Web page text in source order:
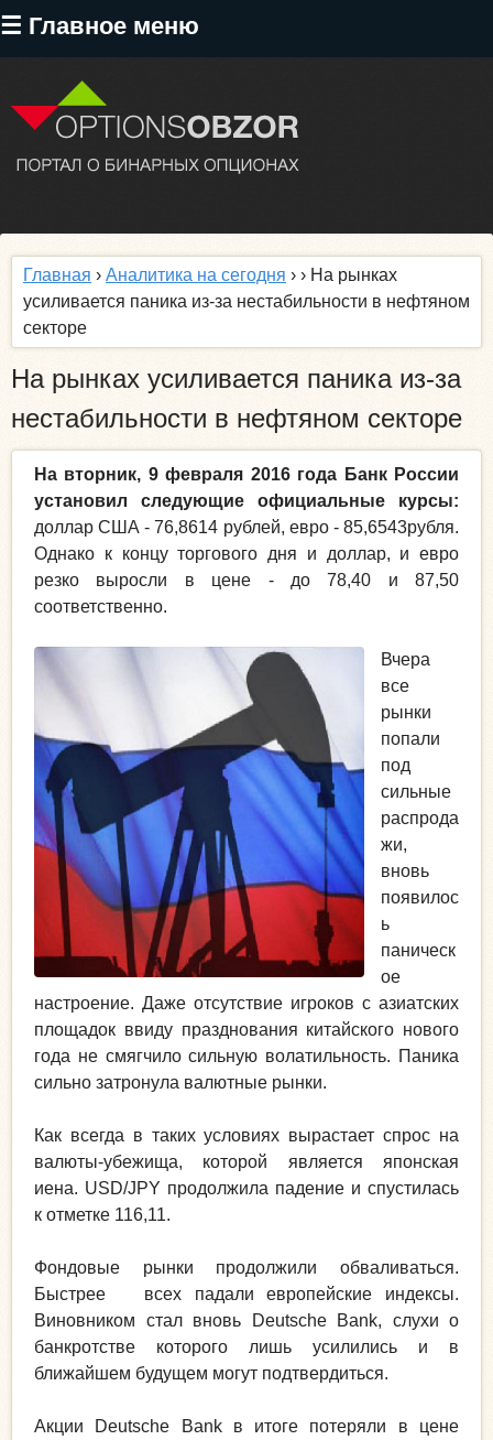
☰ Главное меню
Перейти
содержанию
Главная › Аналитика на сегодня › › На рынках
усиливается паника из-за нестабильности в нефтяном
секторе
На рынках усиливается паника из-за
нестабильности в нефтяном секторе
На вторник, 9 февраля 2016 года Банк России
установил следующие официальные курсы:
доллар США - 76,8614 рублей, евро - 85,6543рубля.
Однако к концу торгового дня и доллар, и евро
резко выросли в цене - до 78,40 и 87,50
соответственно.
Вчера
все
рынки
попали
под
сильные
распрода
жи,
вновь
появилос
ь
паническ
ое
настроение. Даже отсутствие игроков с азиатских
площадок ввиду празднования китайского нового
года не смягчило сильную волатильность. Паника
сильно затронула валютные рынки.
Как всегда в таких условиях вырастает спрос на
валюты-убежища, которой является японская
иена. USD/JPY продолжила падение и спустилась
к отметке 116,11.
Фондовые рынки продолжили обваливаться.
Быстрее всех падали европейские индексы.
Виновником стал вновь Deutsche Bank, слухи о
банкротстве которого лишь усилились и в
ближайшем будущем могут подтвердиться.
Акции Deutsche Bank в итоге потеряли в цене